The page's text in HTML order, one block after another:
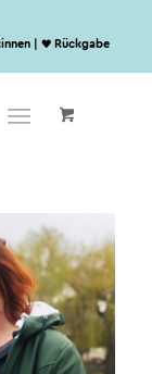
| ♥ Rückgabe